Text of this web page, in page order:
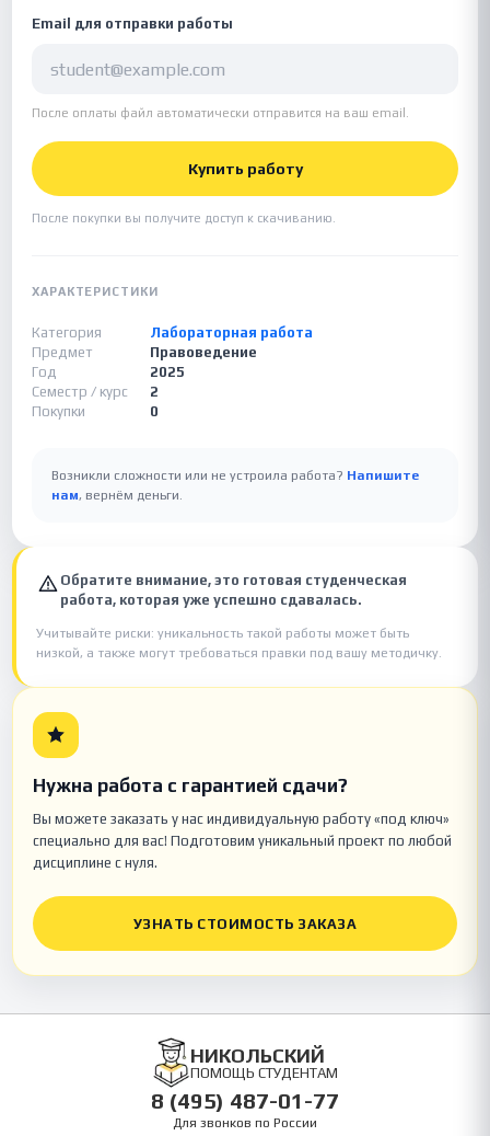
Email для отправки работы
После оплаты файл автоматически отправится на ваш email.
Купить работу
После покупки вы получите доступ к скачиванию.
ХАРАКТЕРИСТИКИ
Категория
Лабораторная работа
Предмет
Правоведение
Год
2025
Семестр / курс
2
Покупки
0
Возникли сложности или не устроила работа? Напишите
нам, вернём деньги.
Обратите внимание, это готовая студенческая
работа, которая уже успешно сдавалась.
Учитывайте риски: уникальность такой работы может быть
низкой, а также могут требоваться правки под вашу методичку.
Нужна работа с гарантией сдачи?
Вы можете заказать у нас индивидуальную работу «под ключ»
специально для вас! Подготовим уникальный проект по любой
дисциплине с нуля.
УЗНАТЬ СТОИМОСТЬ ЗАКАЗА
НИКОЛЬСКИЙ
ПОМОЩЬ СТУДЕНТАМ
8 (495) 487-01-77
Для звонков по России